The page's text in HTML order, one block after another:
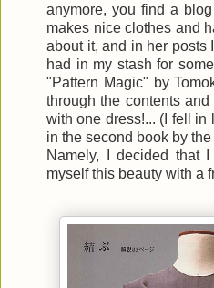
anymore, you find a
makes nice clothes and
about it, and in her posts
had in my stash for
"Pattern Magic" by
through the contents
with one dress!... (I fell in
in the second book by
Namely, I decided that
myself this beauty with a